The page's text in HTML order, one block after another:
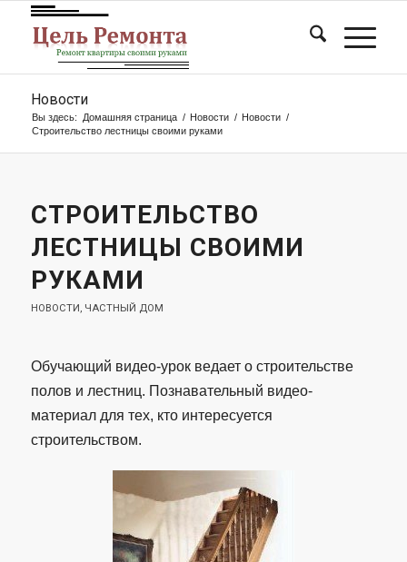
Новости
Вы здесь: Домашняя страница / Новости / Новости /
Строительство лестницы своими руками
СТРОИТЕЛЬСТВО
ЛЕСТНИЦЫ СВОИМИ
РУКАМИ
НОВОСТИ, ЧАСТНЫЙ ДОМ
Обучающий видео-урок ведает о строительстве
полов и лестниц. Познавательный видео-
материал для тех, кто интересуется
строительством.